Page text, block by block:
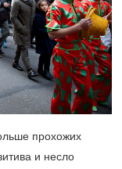
прохожих
и несло